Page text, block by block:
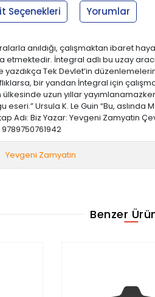
Seçenekleri Yorumlar
anıldığı, çalışmaktan ibaret
İntegral adlı bu uzay
Tek Devlet’in
bir yandan İntegral için
uzun yıllar
Ursula K. Le Guin “Bu,
Biz Yazar: Yevgeni Zamyatin
9789750761942
Yevgeni Zamyatin
Benzer